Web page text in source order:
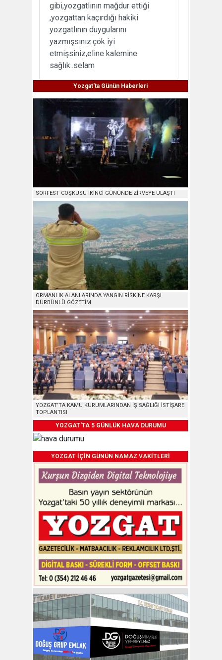
gibi,yozgatlının mağdur ettiği
,yozgattan kaçırdığı hakiki
yozgatlının duygularını
yazmışsınız.çok iyi
etmişsiniz,eline kalemine
sağlık..selam
Yozgat'ta Günün Haberleri
SORFEST COŞKUSU İKİNCİ GÜNÜNDE ZİRVEYE ULAŞTI
ORMANLIK ALANLARINDA YANGIN RİSKİNE KARŞI
DÜRBÜNLÜ GÖZETİM
YOZGAT’TA KAMU KURUMLARINDAN İŞ SAĞLIĞI İSTİŞARE
TOPLANTISI
YOZGAT'TA 5 GÜNLÜK HAVA DURUMU
YOZGAT İÇİN GÜNÜN NAMAZ VAKİTLERİ